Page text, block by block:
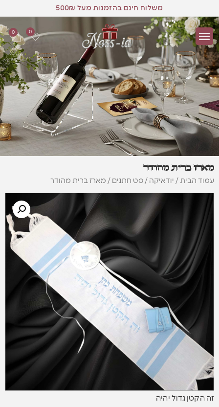
משלוח חינם בהזמנות מעל 500₪
0
0
מארז ברית מהודר
עמוד הבית / יודאיקה / סט חתנים / מארז ברית מהודר
זה הקטן גדול יהיה